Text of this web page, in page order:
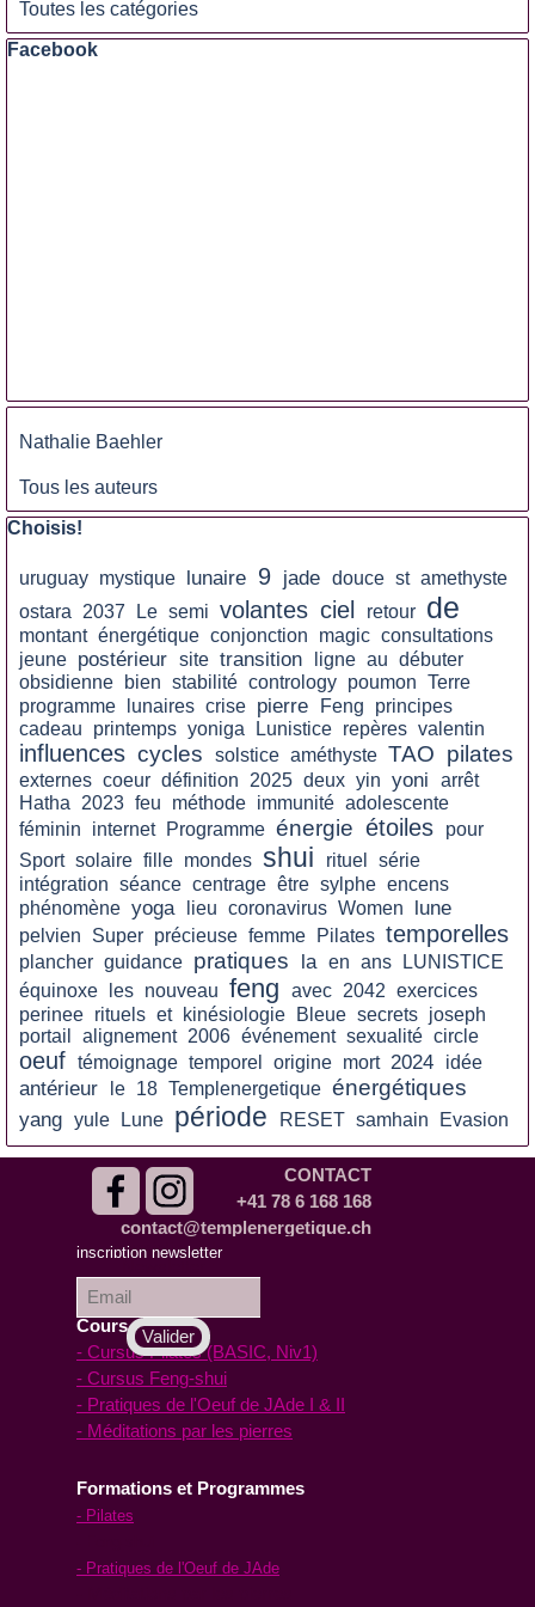
Toutes les catégories
Sauter le bloc Facebook
Facebook
Nathalie Baehler
Tous les auteurs
Sauter le bloc Choisis!
Choisis!
uruguay mystique lunaire 9 jade douce st amethyste
ostara
2037 Le semi volantes ciel retour de
montant énergétique conjonction magic consultations
jeune postérieur site transition ligne au débuter
obsidienne
bien stabilité contrology poumon Terre
programme
lunaires crise pierre Feng
principes
cadeau
printemps yoniga Lunistice repères valentin
influences cycles solstice améthyste TAO pilates
externes coeur définition 2025 deux yin yoni
arrêt
Hatha
2023 feu méthode immunité adolescente
féminin
internet Programme énergie étoiles
pour
Sport solaire fille mondes shui rituel
série
intégration séance centrage être sylphe encens
phénomène yoga lieu coronavirus Women lune
pelvien Super précieuse femme Pilates temporelles
plancher guidance pratiques la en ans
LUNISTICE
équinoxe
les nouveau feng avec 2042 exercices
perinee rituels et kinésiologie Bleue secrets joseph
portail
alignement 2006 événement sexualité circle
oeuf témoignage temporel origine mort 2024 idée
antérieur le 18 Templenergetique énergétiques
yang yule Lune période RESET samhain Evasion
inscription à la
inscription newsletter
CONTACT
+41 78 6 168 168
contact@templenergetique.ch
Cours en ligne
- Cursus Pilates (BASIC, Niv1)
- Cursus Feng-shui
- Pratiques de l'Oeuf de JAde I & II
- Méditations par les pierres
Formations et Programmes
- Pilates
- Pratiques de l'Oeuf de JAde